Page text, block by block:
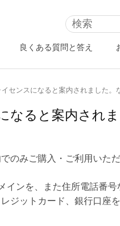
良くある質問と答え
センスになると案内されました。
ると案内されま
のみご購入・ご利用いただ
インを、また住所電話番号
ジットカード、銀行口座